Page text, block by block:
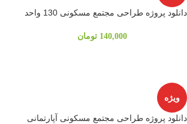
دانلود پروژه طراحی مجتمع مسکونی 130 واحد
140,000 تومان
ویژه
دانلود پروژه طراحی مجتمع مسکونی آپارتمانی